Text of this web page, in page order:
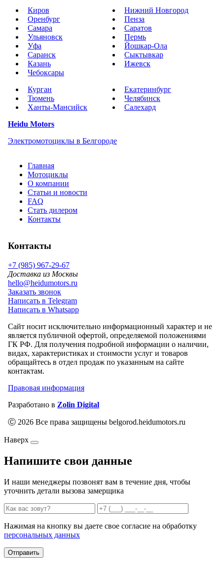
Киров
Нижний Новгород
Оренбург
Пенза
Самара
Саратов
Ульяновск
Пермь
Уфа
Йошкар-Ола
Саранск
Сыктывкар
Казань
Ижевск
Чебоксары
Курган
Екатеринбург
Тюмень
Челябинск
Ханты-Мансийск
Салехард
Heidu Motors
Электромотоциклы в Белгороде
Главная
Мотоциклы
О компании
Статьи и новости
FAQ
Стать дилером
Контакты
Контакты
+7 (985) 967-29-67
Доставка из Москвы
hello@heidumotors.ru
Заказать звонок
Написать в Telegram
Написать в Whatsapp
Сайт носит исключительно информационный характер и не
является публичной офертой, определяемой положениями
ГК РФ. Для получения подробной информации о наличии,
видах, характеристиках и стоимости услуг и товаров
обращайтесь в отдел продаж по указанным на сайте
контактам.
Правовая информация
Разработано в Zolin Digital
Ⓒ 2026 Все права защищены belgorod.heidumotors.ru
Наверх
Напишите свои данные
И наши менеджеры позвонят вам в течение дня, чтобы
уточнить детали вызова замерщика
Нажимая на кнопку вы даете свое согласие на обработку
персональных данных
Отправить